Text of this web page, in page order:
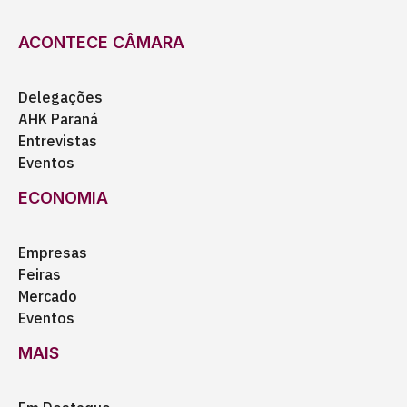
ACONTECE CÂMARA
Delegações
AHK Paraná
Entrevistas
Eventos
ECONOMIA
Empresas
Feiras
Mercado
Eventos
MAIS